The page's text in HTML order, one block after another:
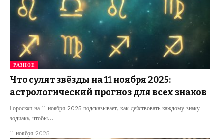
РАЗНОЕ
Что сулят звёзды на 11 ноября 2025:
астрологический прогноз для всех знаков
Гороскоп на 11 ноября 2025 подсказывает, как действовать каждому знаку
зодиака, чтобы…
11 ноября 2025